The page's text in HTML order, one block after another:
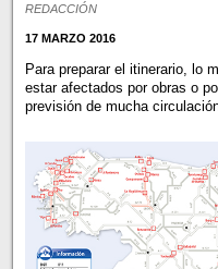
REDACCIÓN
17 MARZO 2016
Para preparar el itinerario, lo
estar afectados por obras o
previsión de mucha